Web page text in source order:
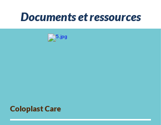
Documents et ressources
Coloplast Care